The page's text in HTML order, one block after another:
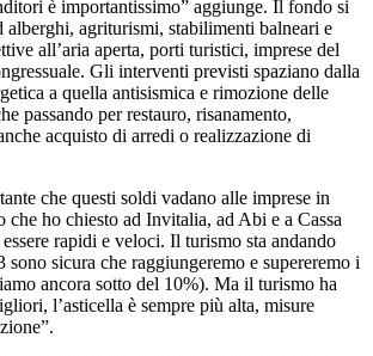
è importantissimo” aggiunge. Il fondo si
agriturismi, stabilimenti balneari e
all’aria aperta, porti turistici, imprese del
Gli interventi previsti spaziano dalla
a quella antisismica e rimozione delle
passando per restauro, risanamento,
acquisto di arredi o realizzazione di
che questi soldi vadano alle imprese in
che ho chiesto ad Invitalia, ad Abi e a Cassa
rapidi e veloci. Il turismo sta andando
sono sicura che raggiungeremo e supereremo i
ancora sotto del 10%). Ma il turismo ha
l’asticella è sempre più alta, misure